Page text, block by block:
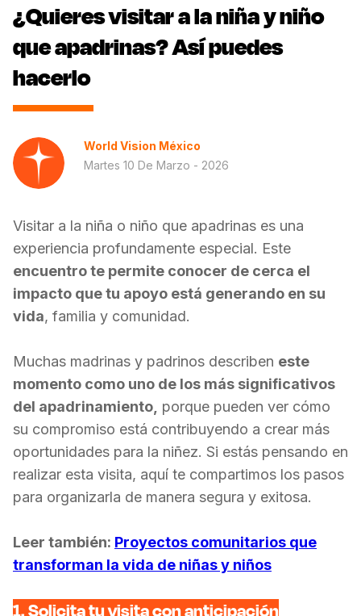
¿Quieres visitar a la niña y niño
que apadrinas? Así puedes
hacerlo
World Vision México
Martes 10 De Marzo - 2026
Visitar a la niña o niño que apadrinas es una
experiencia profundamente especial. Este
encuentro te permite conocer de cerca el
impacto que tu apoyo está generando en su
vida, familia y comunidad.
Muchas madrinas y padrinos describen este
momento como uno de los más significativos
del apadrinamiento, porque pueden ver cómo
su compromiso está contribuyendo a crear más
oportunidades para la niñez. Si estás pensando en
realizar esta visita, aquí te compartimos los pasos
para organizarla de manera segura y exitosa.
Leer también: Proyectos comunitarios que
transforman la vida de niñas y niños
1. Solicita tu visita con anticipación